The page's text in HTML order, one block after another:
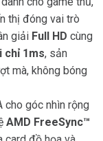
thị đóng vai trò
giải Full HD cùng
chỉ 1ms, sản
mà, không bóng
cho góc nhìn rộng
AMD FreeSync™